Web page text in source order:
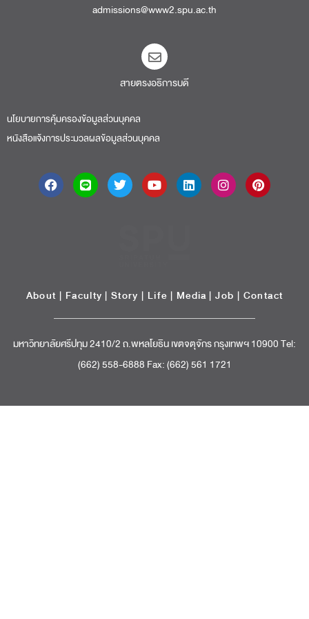
admissions@www2.spu.ac.th
สายตรงอธิการบดี​
นโยบายการคุ้มครองข้อมูลส่วนบุคคล
หนังสือแจ้งการประมวลผลข้อมูลส่วนบุคคล
About | Faculty | Story | Life | Media |Job | Contact
มหาวิทยาลัยศรีปทุม 2410/2 ถ.พหลโยธิน เขตจตุจักร กรุงเทพฯ 10900 Tel:
(662) 558-6888 Fax: (662) 561 1721